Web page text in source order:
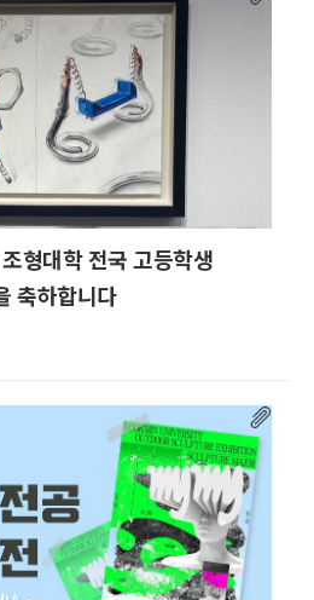
형대학 전국 고등학생
축하합니다